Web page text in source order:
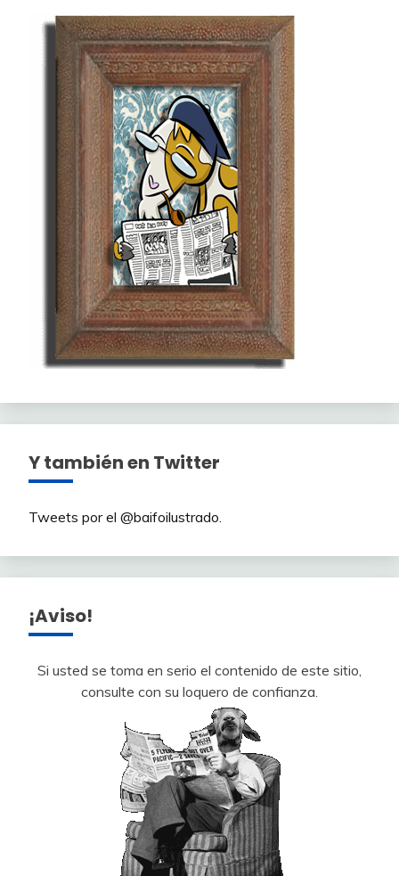
Y también en Twitter
Tweets por el @baifoilustrado.
¡Aviso!
Si usted se toma en serio el contenido de este sitio,
consulte con su loquero de confianza.